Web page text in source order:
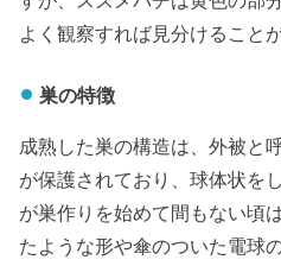
よく観察すれば見分けること
巣の特徴
成熟した巣の構造は、外被と
が保護されており、球体状を
が巣作りを始めて間もない頃
たような形や傘のついた電球